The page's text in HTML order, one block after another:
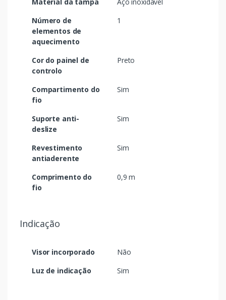
Número de
elementos de
aquecimento
1
Cor do painel de
controlo
Preto
Compartimento do
fio
Sim
Suporte anti-
deslize
Sim
Revestimento
antiaderente
Sim
Comprimento do
fio
0,9 m
Indicação
Visor incorporado
Não
Luz de indicação
Sim